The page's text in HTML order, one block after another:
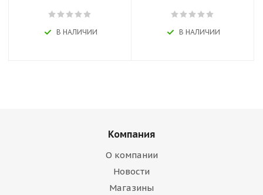
В НАЛИЧИИ В НАЛИЧИИ
Компания
О компании
Новости
Магазины